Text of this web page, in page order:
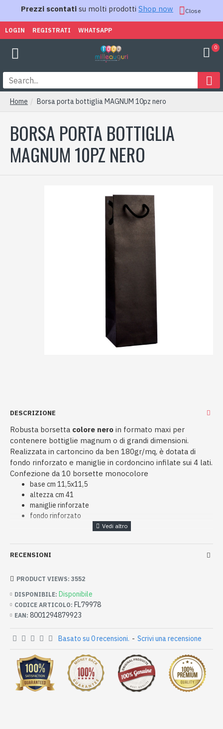
Prezzi scontati su molti prodotti Shop now Close
LOGIN REGISTRATI WHATSAPP
0
Home Borsa porta bottiglia MAGNUM 10pz nero
BORSA PORTA BOTTIGLIA
MAGNUM 10PZ NERO
DESCRIZIONE
Robusta borsetta colore nero in formato maxi per
contenere bottiglie magnum o di grandi dimensioni.
Realizzata in cartoncino da ben 180gr/mq, è dotata di
fondo rinforzato e maniglie in cordoncino infilate sui 4 lati.
Confezione da 10 borsette monocolore
base cm 11,5x11,5
altezza cm 41
maniglie rinforzate
fondo rinforzato
RECENSIONI
DISPONIBILE: Disponibile
CODICE ARTICOLO: FL79978
EAN: 8001294879923
PRODUCT VIEWS: 3552
Basato su 0 recensioni. - Scrivi una recensione